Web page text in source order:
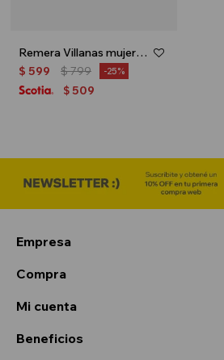
Remera Villanas mujer - Gris
$ 599 $799 25
$ 509
Empresa
Compra
Mi cuenta
Beneficios